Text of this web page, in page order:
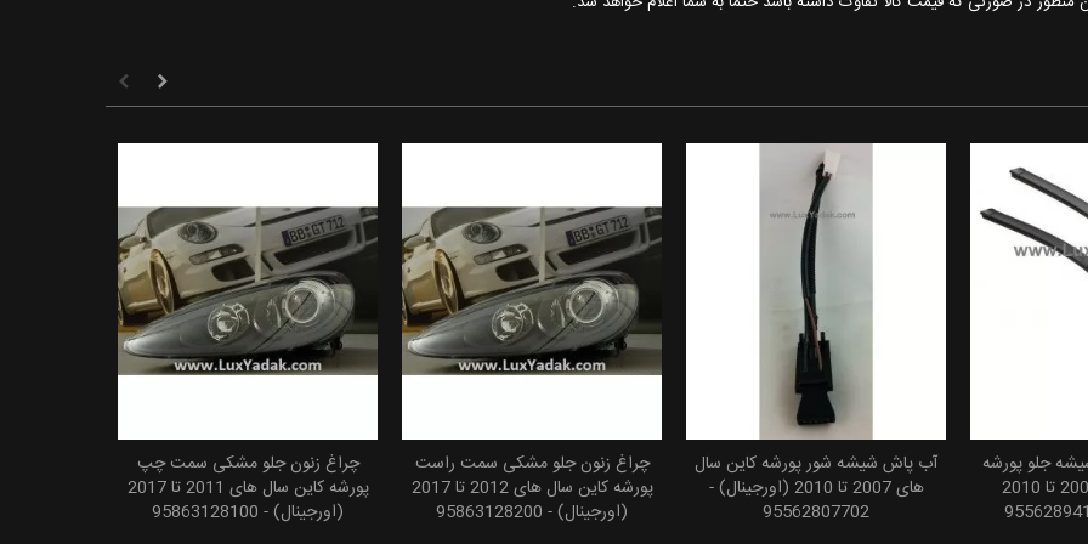
چراغ زنون جلو مشکی سمت چپ
پورشه کاین سال های 2011 تا 2017
(اورجینال) - 95863128100
افزودن به سبد خرید
چراغ زنون جلو مشکی سمت راست
پورشه کاین سال های 2012 تا 2017
(اورجینال) - 95863128200
افزودن به سبد خرید
آب پاش شیشه شور پورشه کاین سال
های 2007 تا 2010 (اورجینال) -
95562807702
سبد خریدجلو پورشه
کاین سال های 2007 تا 2010